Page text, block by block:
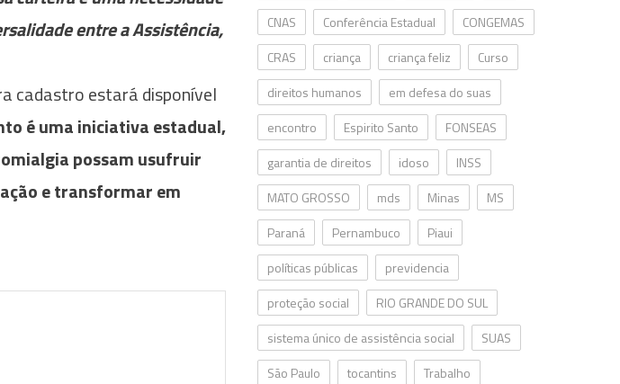
entre a Assistência,
cadastro estará disponível
é uma iniciativa estadual,
possam usufruir
e transformar em
CNAS
Conferência Estadual
CONGEMAS
CRAS
criança criança feliz
Curso
direitos humanos
em defesa do suas
encontro
Espirito Santo
FONSEAS
garantia de direitos
idoso
INSS
MATO GROSSO
mds Minas
MS
Paraná
Pernambuco
Piaui
políticas públicas
previdencia
proteção social
RIO GRANDE DO SUL
sistema único de assistência social
SUAS
São Paulo
tocantins
Trabalho